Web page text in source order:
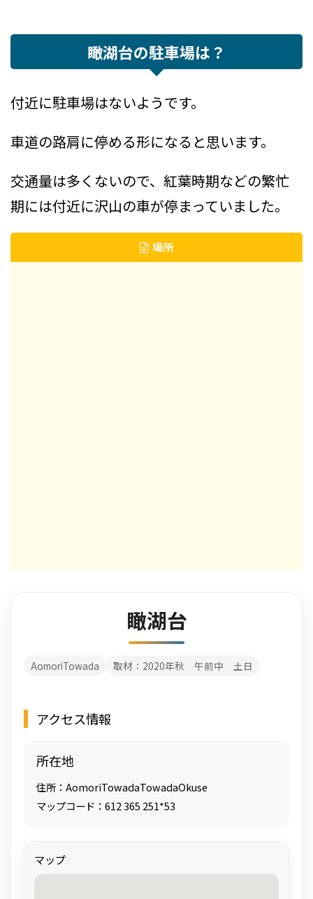
瞰湖台の駐車場は？
付近に駐車場はないようです。
車道の路肩に停める形になると思います。
交通量は多くないので、紅葉時期などの繁忙
期には付近に沢山の車が停まっていました。
場所
瞰湖台
AomoriTowada 取材：2020年秋 午前中 土日
アクセス情報
所在地
住所：AomoriTowadaTowadaOkuse
マップコード：612 365 251*53
マップ